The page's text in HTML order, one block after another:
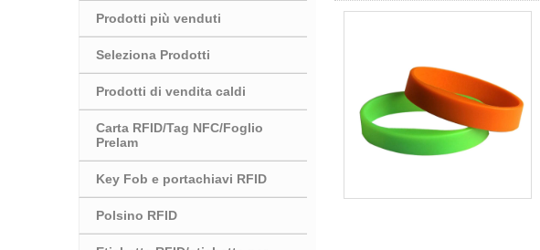
Prodotti più venduti
Seleziona Prodotti
Prodotti di vendita caldi
Carta RFID/Tag NFC/Foglio
Prelam
Key Fob e portachiavi RFID
Polsino RFID